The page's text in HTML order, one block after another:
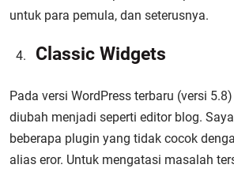
untuk para pemula, dan seterusnya.
Classic Widgets
Pada versi WordPress terbaru (versi
diubah menjadi seperti editor blog.
beberapa plugin yang tidak cocok
alias eror. Untuk mengatasi masalah